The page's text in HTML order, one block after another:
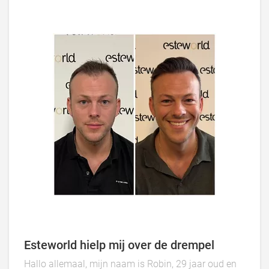
Esteworld hielp mij over de drempel
Hallo allemaal, mijn naam is Robin, 29 jaar oud en